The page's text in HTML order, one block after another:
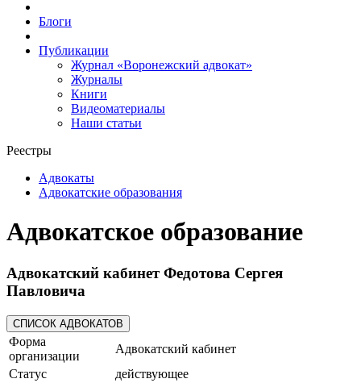
Блоги
Публикации
Журнал «Воронежский адвокат»
Журналы
Книги
Видеоматериалы
Наши статьи
Реестры
Адвокаты
Адвокатские образования
Адвокатское образование
Адвокатский кабинет Федотова Сергея
Павловича
Форма
организации
Адвокатский кабинет
Статус
действующее